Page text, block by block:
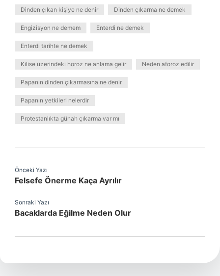
Dinden çıkan kişiye ne denir Dinden çıkarma ne demek
Engizisyon ne demem Enterdi ne demek
Enterdi tarihte ne demek
Kilise üzerindeki horoz ne anlama gelir Neden aforoz edilir
Papanın dinden çıkarmasına ne denir
Papanın yetkileri nelerdir
Protestanlıkta günah çıkarma var mı
Önceki Yazı
Felsefe Önerme Kaça Ayrılır
Sonraki Yazı
Bacaklarda Eğilme Neden Olur